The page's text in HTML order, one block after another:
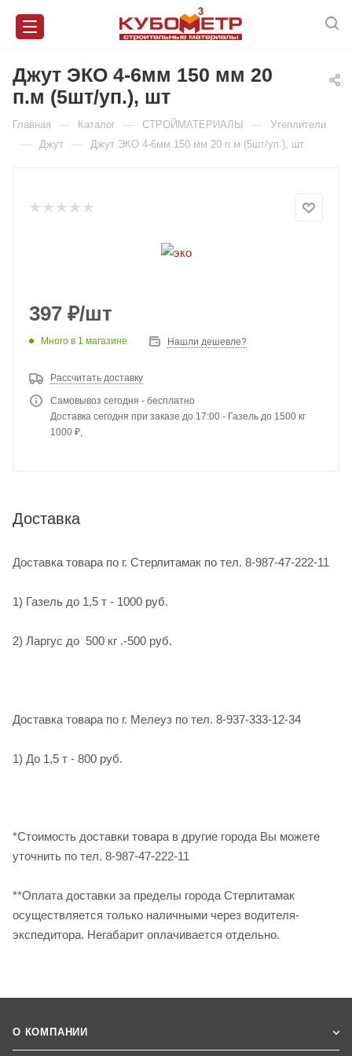
Джут ЭКО 4-6мм 150 мм 20
п.м (5шт/уп.), шт
Главная — Каталог — СТРОЙМАТЕРИАЛЫ — Утеплители
— Джут — Джут ЭКО 4-6мм 150 мм 20 п.м (5шт/уп.), шт
397 ₽/шт
Много в 1 магазине Нашли дешевле?
Рассчитать доставку
Самовывоз сегодня - бесплатно
Доставка сегодня при заказе до 17:00 - Газель до 1500 кг
1000 ₽,
Доставка
Доставка товара по г. Стерлитамак по тел. 8-987-47-222-11
1) Газель до 1,5 т - 1000 руб.
2) Ларгус до 500 кг .-500 руб.
Доставка товара по г. Мелеуз по тел. 8-937-333-12-34
1) До 1,5 т - 800 руб.
*Стоимость доставки товара в другие города Вы можете
уточнить по тел. 8-987-47-222-11
**Оплата доставки за пределы города Стерлитамак
осуществляется только наличными через водителя-
экспедитора. Негабарит оплачивается отдельно.
О КОМПАНИИ